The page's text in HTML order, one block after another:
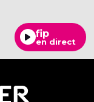
fip
en direct